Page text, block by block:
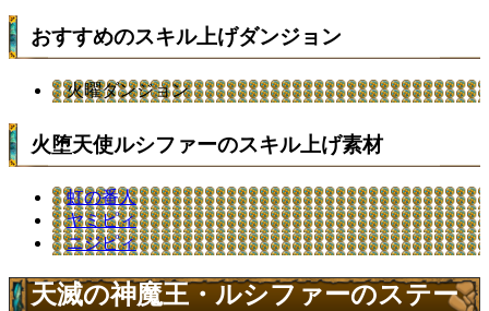
おすすめのスキル上げダンジョン
火曜ダンジョン
火堕天使ルシファーのスキル上げ素材
虹の番人
ヤミピィ
ニジピィ
天滅の神魔王・ルシファーのステー